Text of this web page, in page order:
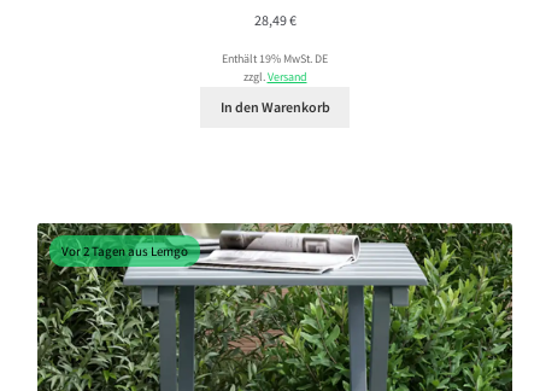
28,49€
Enthält 19% MwSt. DE
zzgl.Versand
In den Warenkorb
Vor 2 Tagen aus Lemgo